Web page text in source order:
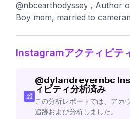
@nbcearthodyssey , Author
Boy mom, married to
Instagramアクティビテ
@dylandreyernbc
ィビティ分析済み
この分析レポートでは、アカ
追跡および分析しました。